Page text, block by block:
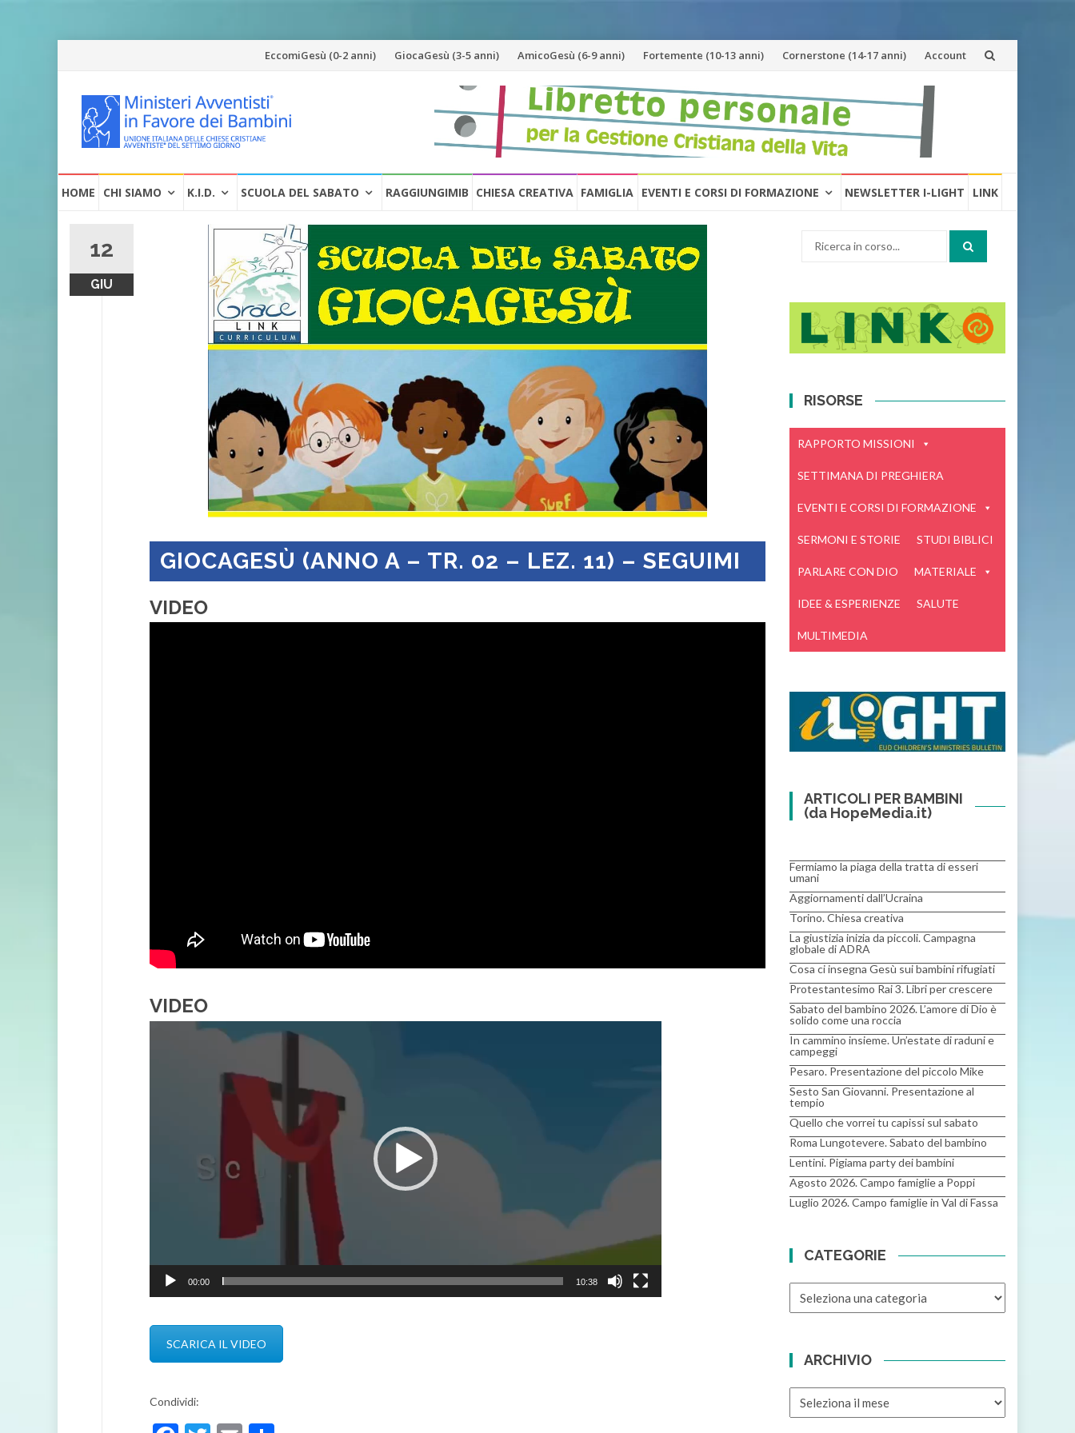
Vai
contenuto
EccomiGesù (0-2 anni) GiocaGesù (3-5 anni) AmicoGesù (6-9 anni) Fortemente (10-13 anni) Cornerstone (14-17 anni) Account
alHOME CHI SIAMO K.I.D. SCUOLA DEL SABATO RAGGIUNGIMIB CHIESA CREATIVA FAMIGLIA EVENTI E CORSI DI FORMAZIONE NEWSLETTER I-LIGHT LINK
12
GIU
GIOCAGESÙ (ANNO A – TR. 02 – LEZ. 11) – SEGUIMI
VIDEO
VIDEO
00:00 10:38
SCARICA IL VIDEO
Condividi:
RISORSE
RAPPORTO MISSIONI
SETTIMANA DI PREGHIERA
EVENTI E CORSI DI FORMAZIONE
SERMONI E STORIE STUDI BIBLICI
PARLARE CON DIO MATERIALE
IDEE & ESPERIENZE SALUTE
MULTIMEDIA
ARTICOLI PER BAMBINI
(da HopeMedia.it)
Fermiamo la piaga della tratta di esseri
umani
Aggiornamenti dall’Ucraina
Torino. Chiesa creativa
La giustizia inizia da piccoli. Campagna
globale di ADRA
Cosa ci insegna Gesù sui bambini rifugiati
Protestantesimo Rai 3. Libri per crescere
Sabato del bambino 2026. L’amore di Dio è
solido come una roccia
In cammino insieme. Un’estate di raduni e
campeggi
Pesaro. Presentazione del piccolo Mike
Sesto San Giovanni. Presentazione al
tempio
Quello che vorrei tu capissi sul sabato
Roma Lungotevere. Sabato del bambino
Lentini. Pigiama party dei bambini
Agosto 2026. Campo famiglie a Poppi
Luglio 2026. Campo famiglie in Val di Fassa
CATEGORIE
CATEGORIE
ARCHIVIO
ARCHIVIO